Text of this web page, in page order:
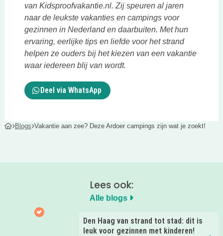
van Kidsproofvakantie.nl. Zij speuren al jaren
naar de leukste vakanties en campings voor
gezinnen in Nederland en daarbuiten. Met hun
ervaring, eerlijke tips en liefde voor het strand
helpen ze ouders bij het kiezen van een vakantie
waar iedereen blij van wordt.
Deel via WhatsApp
Blogs Vakantie aan zee? Deze Ardoer campings zijn wat je zoekt!
Lees ook:
Alle blogs
Den Haag van strand tot stad: dit is
leuk voor gezinnen met kinderen!